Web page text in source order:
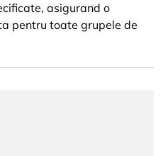
asigurand o
pentru toate grupele de